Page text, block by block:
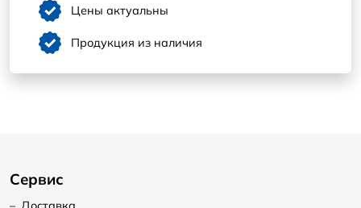
Цены актуальны
Продукция из наличия
Сервис